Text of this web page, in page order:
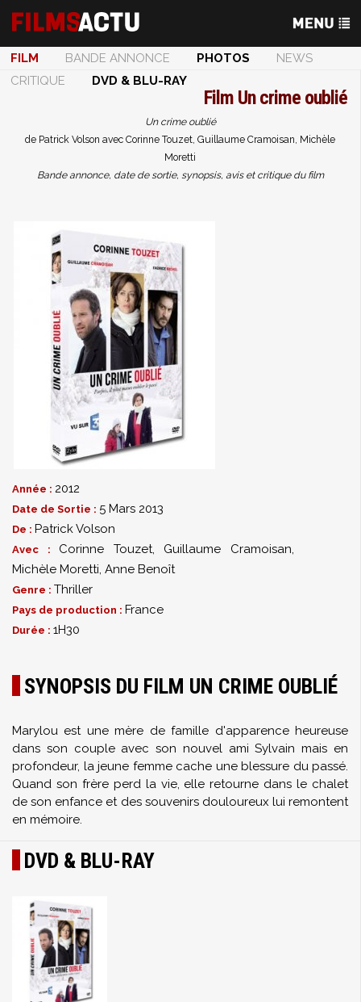
FILM BANDE ANNONCE PHOTOS
NEWS
CRITIQUE
DVD & BLU-RAY
Film Un crime oublié
Un crime oublié
de Patrick Volson avec Corinne Touzet, Guillaume Cramoisan, Michèle
Moretti
Bande annonce, date de sortie, synopsis, avis et critique du film
Année : 2012
Date de Sortie : 5 Mars 2013
De : Patrick Volson
Avec : Corinne Touzet, Guillaume Cramoisan,
Michèle Moretti, Anne Benoît
Genre : Thriller
Pays de production : France
Durée : 1H30
SYNOPSIS DU FILM UN CRIME OUBLIÉ
Marylou est une mère de famille d'apparence heureuse
dans son couple avec son nouvel ami Sylvain mais en
profondeur, la jeune femme cache une blessure du passé.
Quand son frère perd la vie, elle retourne dans le chalet
de son enfance et des souvenirs douloureux lui remontent
en mémoire.
DVD & BLU-RAY